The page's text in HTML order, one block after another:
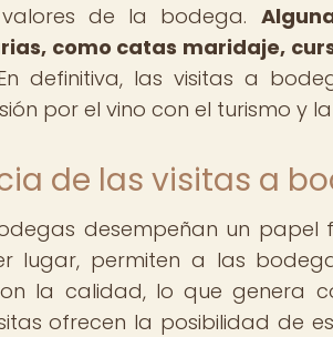
de la bodega.
como catas maridaje,
definitiva, las visitas a
por el vino con el turismo y
de las visitas a
desempeñan un
lugar, permiten a las
la calidad, lo que genera
ofrecen la posibilidad de